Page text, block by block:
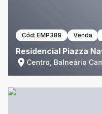
Cód: EMP389 Venda
Residencial Piazza
Centro, Balneário